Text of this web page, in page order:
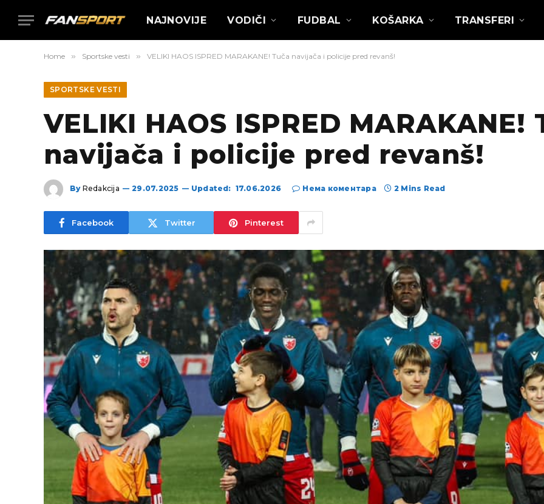
NAJNOVIJE VODIČI FUDBAL KOŠARKA TRANSFERI
Home » Sportske vesti » VELIKI HAOS ISPRED MARAKANE! Tuča navijača i policije pred revanš!
SPORTSKE VESTI
VELIKI HAOS ISPRED MARAKANE!
navijača i policije pred revanš!
By Redakcija 29.07.2025 Updated: 17.06.2026 Нема коментара 2 Mins Read
Facebook Twitter Pinterest